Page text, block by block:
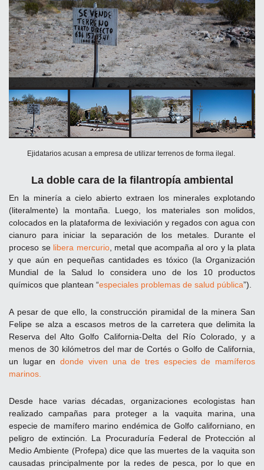
Ejidatarios acusan a empresa de utilizar terrenos de forma ilegal.
La doble cara de la filantropía ambiental
En la minería a cielo abierto extraen los minerales explotando
(literalmente) la montaña. Luego, los materiales son molidos,
colocados en la plataforma de lexiviación y regados con agua con
cianuro para iniciar la separación de los metales. Durante el
proceso selibera mercurio, metal que acompaña al oro y la plata
y que aún en pequeñas cantidades es tóxico (la Organización
Mundial de la Salud lo considera uno de los 10 productos
químicos que plantean “especiales problemas de salud pública”).
A pesar de que ello, la construcción piramidal de la minera San
Felipe se alza a escasos metros de la carretera que delimita la
Reserva del Alto Golfo California-Delta del Río Colorado, y a
menos de 30 kilómetros del mar de Cortés o Golfo de California,
un lugar en donde viven una de tres especies de mamíferos
marinos.
Desde hace varias décadas, organizaciones ecologistas han
realizado campañas para proteger a la vaquita marina, una
especie de mamífero marino endémica de Golfo californiano, en
peligro de extinción. La Procuraduría Federal de Protección al
Medio Ambiente (Profepa) dice que las muertes de la vaquita son
causadas principalmente por la redes de pesca, por lo que en